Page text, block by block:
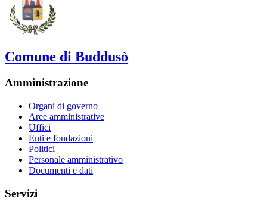
Comune di Buddusò
Amministrazione
Organi di governo
Aree amministrative
Uffici
Enti e fondazioni
Politici
Personale amministrativo
Documenti e dati
Servizi